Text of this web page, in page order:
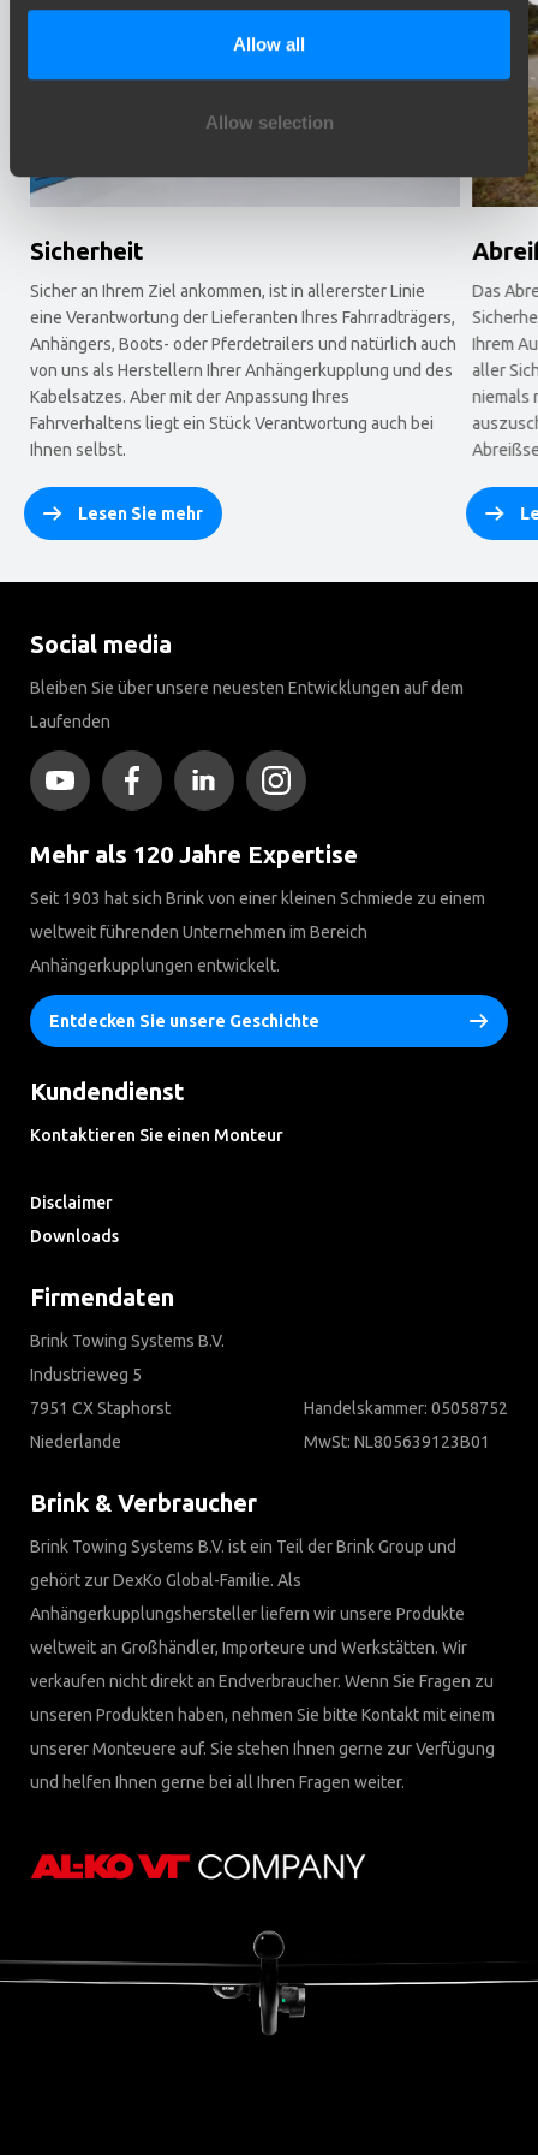
Allow all
Allow selection
Sicherheit
Sicher an Ihrem Ziel ankommen, ist in allererster Linie
eine Verantwortung der Lieferanten Ihres Fahrradträgers,
Anhängers, Boots- oder Pferdetrailers und natürlich auch
von uns als Herstellern Ihrer Anhängerkupplung und des
Kabelsatzes. Aber mit der Anpassung Ihres
Fahrverhaltens liegt ein Stück Verantwortung auch bei
Ihnen selbst.
Lesen Sie mehr
Das
Ihrem
aller
niemals
Social media
Bleiben Sie über unsere neuesten Entwicklungen auf dem
Laufenden
Mehr als 120 Jahre Expertise
Seit 1903 hat sich Brink von einer kleinen Schmiede zu einem
weltweit führenden Unternehmen im Bereich
Anhängerkupplungen entwickelt.
Entdecken Sie unsere Geschichte
Kundendienst
Kontaktieren Sie einen Monteur
Disclaimer
Downloads
Firmendaten
Brink Towing Systems B.V.
Industrieweg 5
7951 CX Staphorst
Niederlande
Handelskammer: 05058752
MwSt: NL805639123B01
Brink & Verbraucher
Brink Towing Systems B.V. ist ein Teil der Brink Group und
gehört zur DexKo Global-Familie. Als
Anhängerkupplungshersteller liefern wir unsere Produkte
weltweit an Großhändler, Importeure und Werkstätten. Wir
verkaufen nicht direkt an Endverbraucher. Wenn Sie Fragen zu
unseren Produkten haben, nehmen Sie bitte Kontakt mit einem
unserer Monteuere auf. Sie stehen Ihnen gerne zur Verfügung
und helfen Ihnen gerne bei all Ihren Fragen weiter.